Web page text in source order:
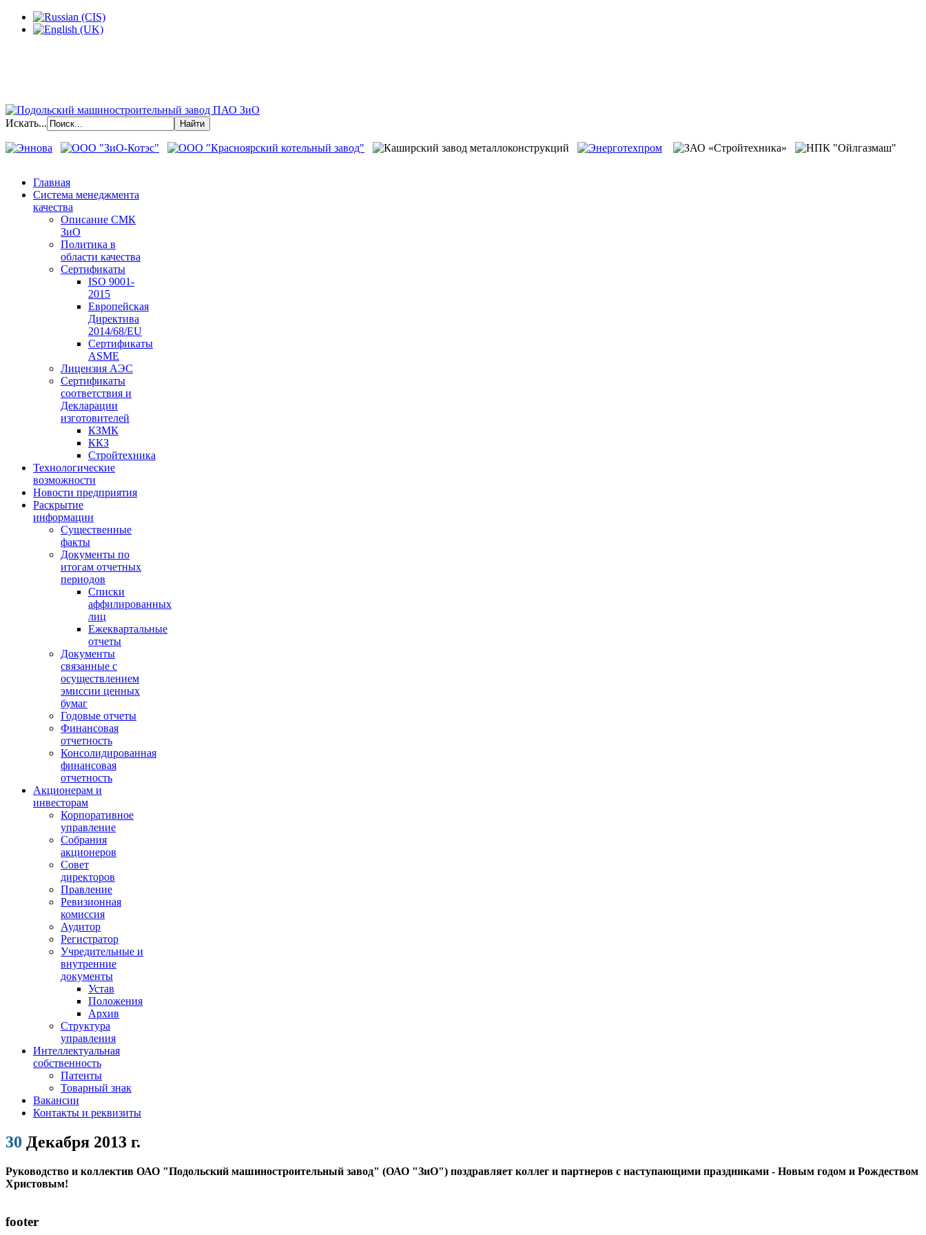
Искать...
Главная
Система менеджмента
качества
Описание СМК
ЗиО
Политика в
области качества
Сертификаты
ISO 9001-
2015
Европейская
Директива
2014/68/EU
Сертификаты
ASME
Лицензия АЭС
Сертификаты
соответствия и
Декларации
изготовителей
КЗМК
ККЗ
Стройтехника
Технологические
возможности
Новости предприятия
Раскрытие
информации
Существенные
факты
Документы по
итогам отчетных
периодов
Списки
аффилированных
лиц
Ежеквартальные
отчеты
Документы
связанные с
осуществлением
эмиссии ценных
бумаг
Годовые отчеты
Финансовая
отчетность
Консолидированная
финансовая
отчетность
Акционерам и
инвесторам
Корпоративное
управление
Собрания
акционеров
Совет
директоров
Правление
Ревизионная
комиссия
Аудитор
Регистратор
Учредительные и
внутренние
документы
Устав
Положения
Архив
Структура
управления
Интеллектуальная
собственность
Патенты
Товарный знак
Вакансии
Контакты и реквизиты
30 Декабря 2013 г.
Руководство и коллектив ОАО "Подольский машиностроительный завод" (ОАО "ЗиО") поздравляет коллег и партнеров с наступающими праздниками - Новым годом и Рождеством
Христовым!
footer